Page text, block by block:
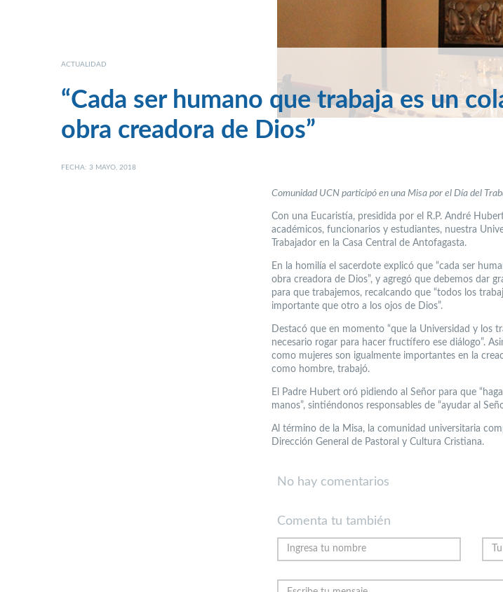
ACTUALIDAD
“Cada ser humano que trabaja es un
obra creadora de Dios”
FECHA: 3 MAYO, 2018
Comunidad UCN participó en una Misa por el Día del
Con una Eucaristía, presidida por el R.P. André
académicos, funcionarios y estudiantes, nuestra
Trabajador en la Casa Central de Antofagasta.
En la homilía el sacerdote explicó que “cada ser
obra creadora de Dios”, y agregó que debemos dar
para que trabajemos, recalcando que “todos los
importante que otro a los ojos de Dios”.
Destacó que en momento “que la Universidad y los
necesario rogar para hacer fructífero ese diálogo”.
como mujeres son igualmente importantes en la
como hombre, trabajó.
El Padre Hubert oró pidiendo al Señor para que
manos”, sintiéndonos responsables de “ayudar al
Al término de la Misa, la comunidad universitaria
Dirección General de Pastoral y Cultura Cristiana.
No hay comentarios
Comenta tu también